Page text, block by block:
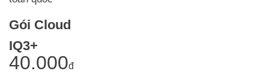
Gói Cloud
IQ3+
40.000đ